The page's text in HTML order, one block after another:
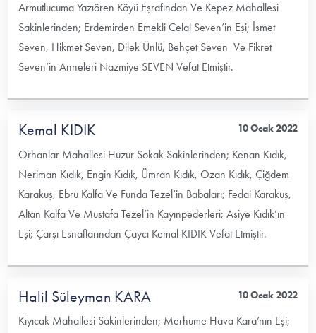
Armutlucuma Yazıören Köyü Eşrafından Ve Kepez Mahallesi
Sakinlerinden; Erdemirden Emekli Celal Seven’in Eşi; İsmet
Seven, Hikmet Seven, Dilek Ünlü, Behçet Seven Ve Fikret
Seven’in Anneleri Nazmiye SEVEN Vefat Etmiştir.
Kemal KIDIK 10 Ocak 2022
Orhanlar Mahallesi Huzur Sokak Sakinlerinden; Kenan Kıdık,
Neriman Kıdık, Engin Kıdık, Ümran Kıdık, Ozan Kıdık, Çiğdem
Karakuş, Ebru Kalfa Ve Funda Tezel’in Babaları; Fedai Karakuş,
Altan Kalfa Ve Mustafa Tezel’in Kayınpederleri; Asiye Kıdık’ın
Eşi; Çarşı Esnaflarından Çaycı Kemal KIDIK Vefat Etmiştir.
Halil Süleyman KARA 10 Ocak 2022
Kıyıcak Mahallesi Sakinlerinden; Merhume Hava Kara’nın Eşi;